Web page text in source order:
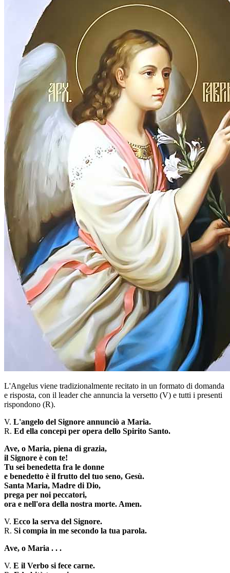
L'Angelus viene tradizionalmente recitato in un formato di domanda
e risposta, con il leader che annuncia la versetto (V) e tutti i presenti
rispondono (R).
V. L'angelo del Signore annunciò a Maria.
R. Ed ella concepì per opera dello Spirito Santo.
Ave, o Maria, piena di grazia,
il Signore è con te!
Tu sei benedetta fra le donne
e benedetto è il frutto del tuo seno, Gesù.
Santa Maria, Madre di Dio,
prega per noi peccatori,
ora e nell'ora della nostra morte. Amen.
V. Ecco la serva del Signore.
R. Si compia in me secondo la tua parola.
Ave, o Maria . . .
V. E il Verbo si fece carne.